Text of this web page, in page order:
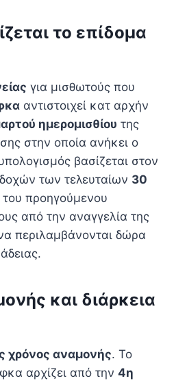
το επίδομα
για μισθωτούς που
αντιστοιχεί κατ αρχήν
ημερομισθίου της
στην οποία ανήκει ο
βασίζεται στον
των τελευταίων 30
του προηγούμενου
από την αναγγελία της
περιλαμβάνονται δώρα
και διάρκεια
χρόνος αναμονής. Το
αρχίζει από την 4η